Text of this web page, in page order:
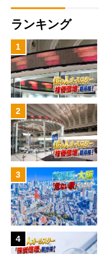
ランキング
1
2
3
4